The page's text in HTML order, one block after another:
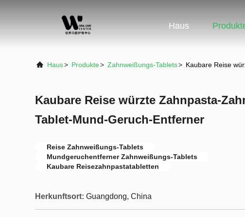
Haus
Haus> Produkte> Zahnweißungs-Tablets> Kaubare Reise
Kaubare Reise würzte Zahnpasta-
Tablet-Mund-Geruch-Entferner
Reise Zahnweißungs-Tablets
Mundgeruchentferner Zahnweißungs-Tablets
Kaubare Reisezahnpastatabletten
Herkunftsort: Guangdong, China